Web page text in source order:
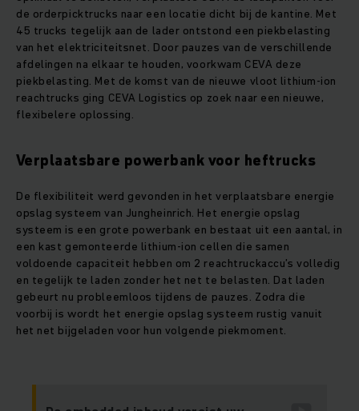
de orderpicktrucks naar een locatie dicht bij de kantine. Met
45 trucks tegelijk aan de lader ontstond een piekbelasting
van het elektriciteitsnet. Door pauzes van de verschillende
afdelingen na elkaar te houden, voorkwam CEVA deze
piekbelasting. Met de komst van de nieuwe vloot lithium-ion
reachtrucks ging CEVA Logistics op zoek naar een nieuwe,
flexibelere oplossing.
Verplaatsbare powerbank voor heftrucks
De flexibiliteit werd gevonden in het verplaatsbare energie
opslag systeem van Jungheinrich. Het energie opslag
systeem is een grote powerbank en bestaat uit een aantal, in
een kast gemonteerde lithium-ion cellen die samen
voldoende capaciteit hebben om 2 reachtruckaccu’s volledig
en tegelijk te laden zonder het net te belasten. Dat laden
gebeurt nu probleemloos tijdens de pauzes. Zodra die
voorbij is wordt het energie opslag systeem rustig vanuit
het net bijgeladen voor hun volgende piekmoment.